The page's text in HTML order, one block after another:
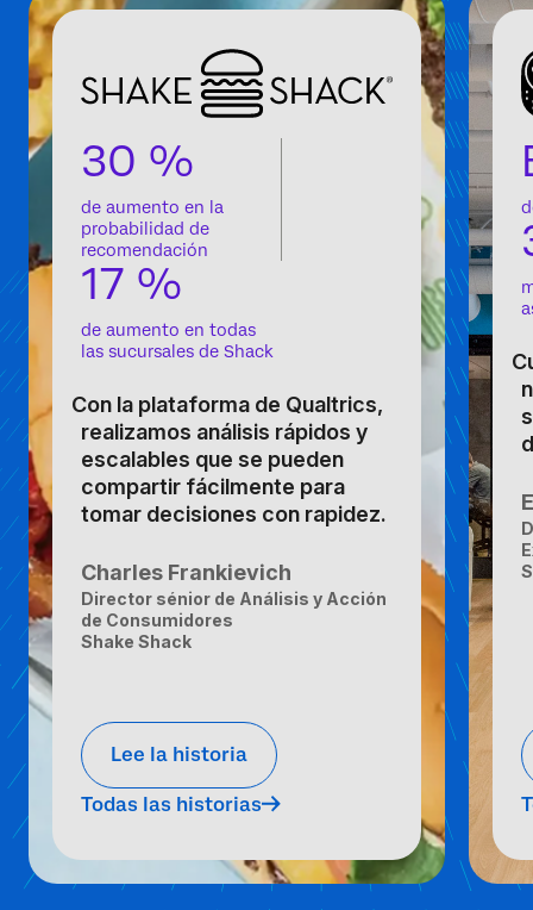
30 %
de aumento en la
probabilidad de
recomendación
17 %
de aumento en todas
las sucursales de Shack
Con la plataforma de Qualtrics,
realizamos análisis rápidos y
escalables que se pueden
compartir fácilmente para
tomar decisiones con rapidez.
Charles Frankievich
Director sénior de Análisis y Acción
de Consumidores
Shake Shack
Lee la historia
Todas las historias